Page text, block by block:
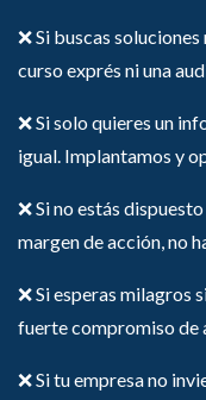
❌ Si buscas
curso exprés ni una
❌ Si solo quieres un
igual. Implantamos y
❌ Si no estás
margen de acción, no
❌ Si esperas milagros
fuerte compromiso de
❌ Si tu empresa no